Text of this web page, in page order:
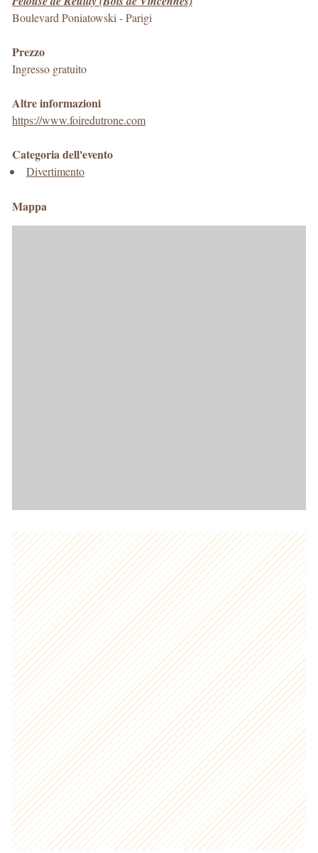
Boulevard Poniatowski -Parigi
Prezzo
Ingresso gratuito
Altre informazioni
https://www.foiredutrone.com
Categoria dell'evento
Divertimento
Mappa